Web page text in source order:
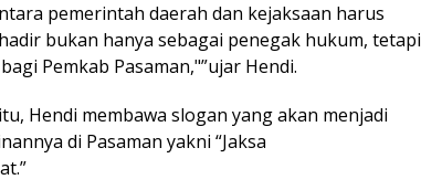
pemerintah daerah dan kejaksaan harus
bukan hanya sebagai penegak hukum, tetapi
Pemkab Pasaman,"”ujar Hendi.
Hendi membawa slogan yang akan menjadi
di Pasaman yakni “Jaksa